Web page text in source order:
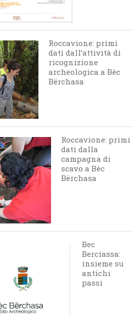
Roccavione: primi
dati dall’attività di
ricognizione
archeologica a Bèc
Bërchasa
Roccavione: primi
dati dalla
campagna di
scavo a Bèc
Bërchasa
Bec
Berciassa:
insieme su
antichi
passi